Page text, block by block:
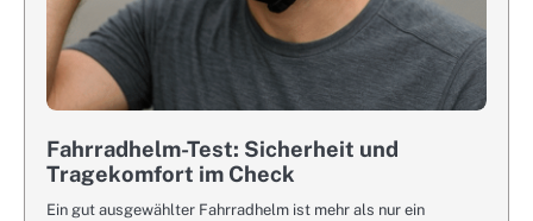
Fahrradhelm-Test: Sicherheit und
Tragekomfort im Check
Ein gut ausgewählter Fahrradhelm ist mehr als nur ein